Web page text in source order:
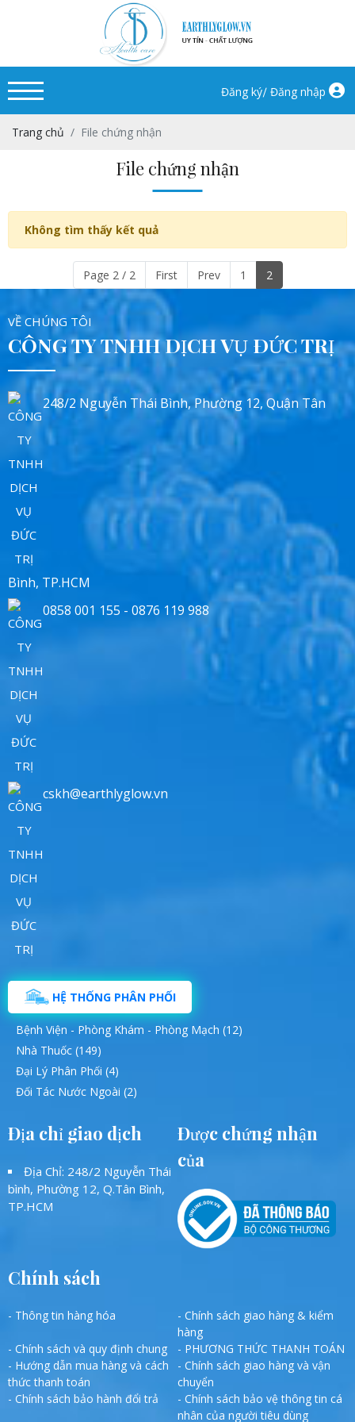
Đăng ký/ Đăng nhập
Trang chủ File chứng nhận
File chứng nhận
Không tìm thấy kết quả
Page 2 / 2 First Prev 1 2
VỀ CHÚNG TÔI
CÔNG TY TNHH DỊCH VỤ ĐỨC TRỊ
248/2 Nguyễn Thái Bình, Phường 12, Quận Tân
Bình, TP.HCM
0858 001 155 - 0876 119 988
cskh@earthlyglow.vn
HỆ THỐNG PHÂN PHỐI
Bệnh Viện - Phòng Khám - Phòng Mạch (12)
Nhà Thuốc (149)
Đại Lý Phân Phối (4)
Đối Tác Nước Ngoài (2)
Địa chỉ giao dịch
Địa Chỉ: 248/2 Nguyễn Thái
bình, Phường 12, Q.Tân Bình,
TP.HCM
Được chứng nhận
của
Chính sách
- Thông tin hàng hóa
- Chính sách giao hàng & kiểm
hàng
- Chính sách và quy định chung
- PHƯƠNG THỨC THANH TOÁN
- Hướng dẫn mua hàng và cách
thức thanh toán
- Chính sách giao hàng và vận
chuyển
- Chính sách bảo hành đổi trả
- Chính sách bảo vệ thông tin cá
nhân của người tiêu dùng